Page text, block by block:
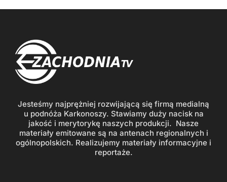
Jesteśmy najprężniej rozwijającą się firmą medialną
u podnóża Karkonoszy. Stawiamy duży nacisk na
jakość i merytorykę naszych produkcji. Nasze
materiały emitowane są na antenach regionalnych i
ogólnopolskich. Realizujemy materiały informacyjne i
reportaże.